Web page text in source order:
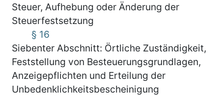
Steuer, Aufhebung oder Änderung der
Steuerfestsetzung
§ 16
Siebenter Abschnitt: Örtliche Zuständigkeit,
Feststellung von Besteuerungsgrundlagen,
Anzeigepflichten und Erteilung der
Unbedenklichkeitsbescheinigung